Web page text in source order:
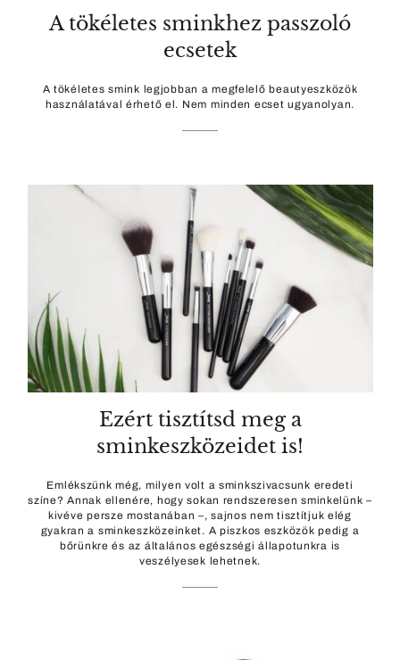
A tökéletes sminkhez passzoló
ecsetek
A tökéletes smink legjobban a megfelelő beautyeszközök
használatával érhető el. Nem minden ecset ugyanolyan.
Ezért tisztítsd meg a
sminkeszközeidet is!
Emlékszünk még, milyen volt a sminkszivacsunk eredeti
színe? Annak ellenére, hogy sokan rendszeresen sminkelünk –
kivéve persze mostanában –, sajnos nem tisztítjuk elég
gyakran a sminkeszközeinket. A piszkos eszközök pedig a
bőrünkre és az általános egészségi állapotunkra is
veszélyesek lehetnek.